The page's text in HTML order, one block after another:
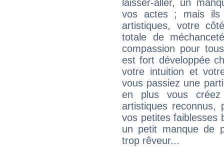
laisser-aller, un
vos actes ; mais ils
artistiques, votre
totale de
compassion pour
est fort développée
votre intuition et
vous passiez une
en plus vous
artistiques reconnus,
vos petites faiblesses
un petit manque de
trop rêveur...